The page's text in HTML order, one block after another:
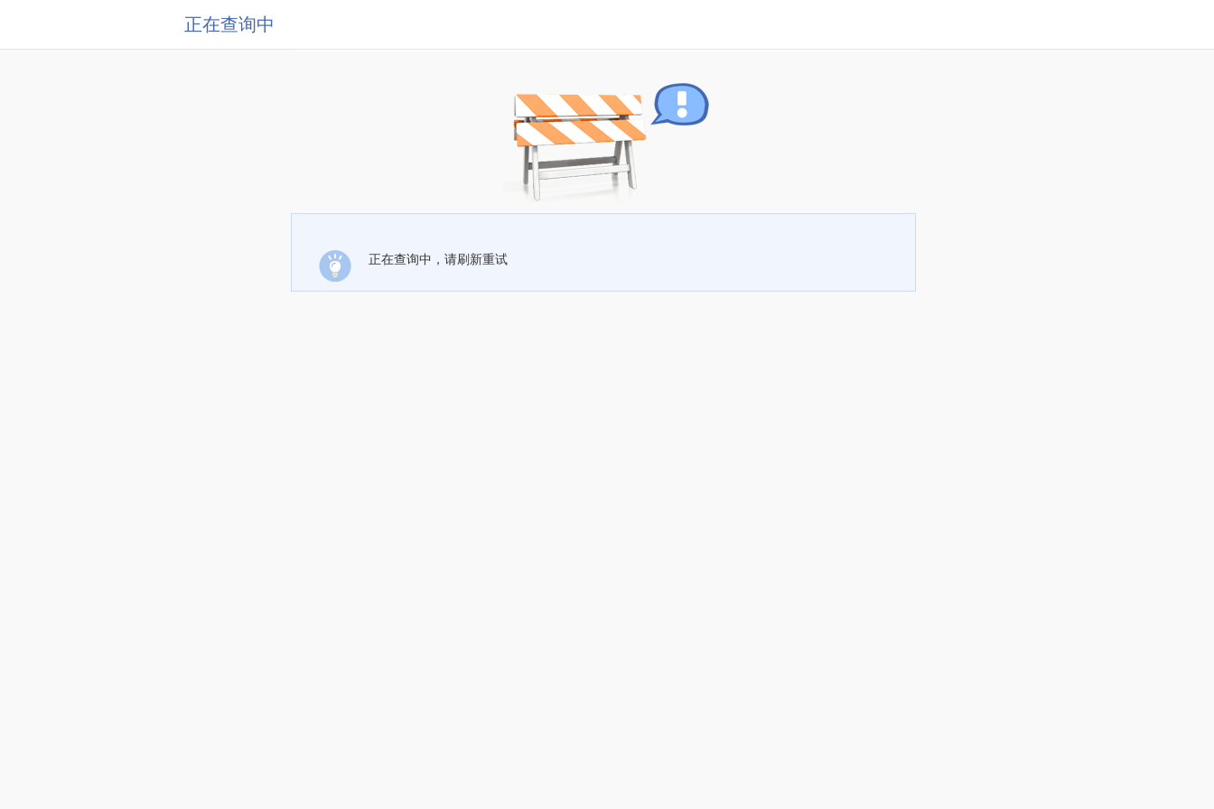
正在查询中
正在查询中，请刷新重试